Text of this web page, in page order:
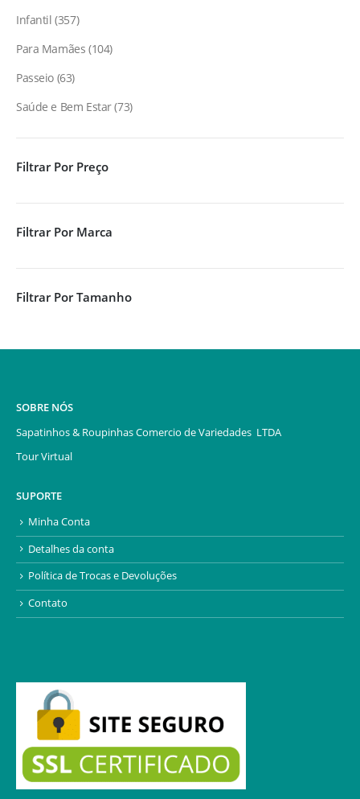
Infantil 357
Para Mamães 104
Passeio 63
Saúde e Bem Estar 73
Filtrar Por Preço
Filtrar Por Marca
Filtrar Por Tamanho
SOBRE NÓS
Sapatinhos & Roupinhas Comercio de Variedades LTDA
Tour Virtual
SUPORTE
Minha Conta
Detalhes da conta
Política de Trocas e Devoluções
Contato